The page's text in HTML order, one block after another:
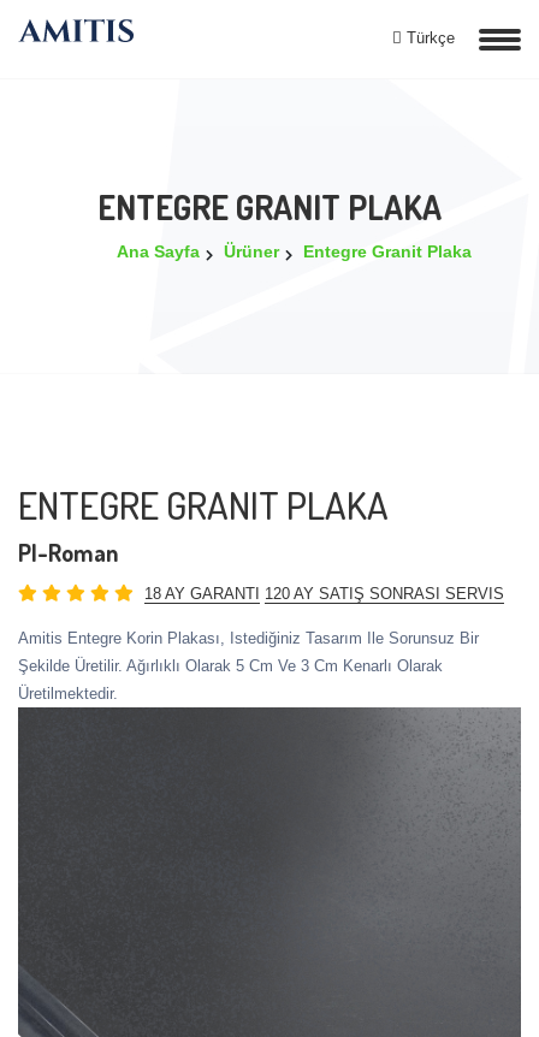
Türkçe
ENTEGRE GRANIT PLAKA
Ana Sayfa Ürüner Entegre Granit Plaka
ENTEGRE GRANIT PLAKA
PI-Roman
18 AY GARANTI 120 AY SATIŞ SONRASI SERVIS
Amitis Entegre Korin Plakası, Istediğiniz Tasarım Ile Sorunsuz Bir
Şekilde Üretilir. Ağırlıklı Olarak 5 Cm Ve 3 Cm Kenarlı Olarak
Üretilmektedir.